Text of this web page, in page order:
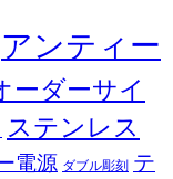
アンティー
ーダーサイ
ステンレス
電源 ダブル彫刻 テ